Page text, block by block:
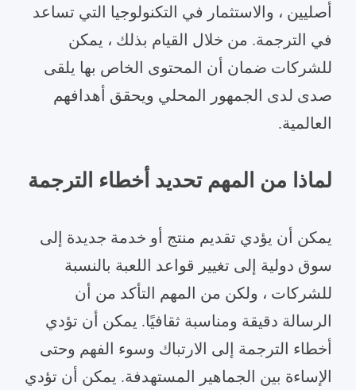
أصليين ، والاستثمار في التكنولوجيا التي تساعد
في الترجمة. من خلال القيام بذلك ، يمكن
للشركات ضمان أن المحتوى الخاص بها يلقى
صدى لدى الجمهور المحلي ويحقق أهدافهم
العالمية.
لماذا من المهم تحديد أخطاء الترجمة
يمكن أن يؤدي تقديم منتج أو خدمة جديدة إلى
سوق دولية إلى تغيير قواعد اللعبة بالنسبة
للشركات ، ولكن من المهم التأكد من أن
الرسالة دقيقة ومناسبة ثقافيًا. يمكن أن تؤدي
أخطاء الترجمة إلى الارتباك وسوء الفهم وحتى
الإساءة بين الجماهير المستهدفة. يمكن أن تؤدي